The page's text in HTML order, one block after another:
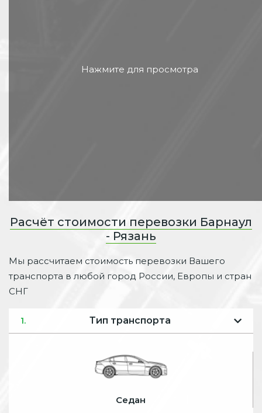
Расчёт стоимости перевозки Барнаул
- Рязань
Мы рассчитаем стоимость перевозки Вашего
транспорта в любой город России, Европы и стран
СНГ
1. Тип транспорта
Седан